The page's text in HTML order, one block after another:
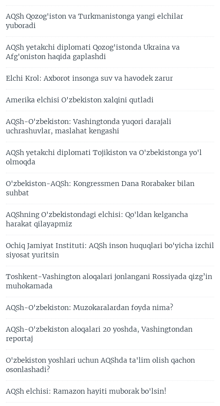
AQSh Qozog'iston va Turkmanistonga yangi elchilar
yuboradi
AQSh yetakchi diplomati Qozog'istonda Ukraina va
Afg'oniston haqida gaplashdi
Elchi Krol: Axborot insonga suv va havodek zarur
Amerika elchisi O'zbekiston xalqini qutladi
AQSh-O'zbekiston: Vashingtonda yuqori darajali
uchrashuvlar, maslahat kengashi
AQSh yetakchi diplomati Tojikiston va O'zbekistonga yo'l
olmoqda
O'zbekiston-AQSh: Kongressmen Dana Rorabaker bilan
suhbat
AQShning O'zbekistondagi elchisi: Qo'ldan kelgancha
harakat qilayapmiz
Ochiq Jamiyat Instituti: AQSh inson huquqlari bo'yicha izchil
siyosat yuritsin
Toshkent-Vashington aloqalari jonlangani Rossiyada qizg’in
muhokamada
AQSh-O'zbekiston: Muzokaralardan foyda nima?
AQSh-O'zbekiston aloqalari 20 yoshda, Vashingtondan
reportaj
O'zbekiston yoshlari uchun AQShda ta'lim olish qachon
osonlashadi?
AQSh elchisi: Ramazon hayiti muborak bo'lsin!